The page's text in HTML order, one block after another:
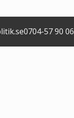
0704-57 90 06